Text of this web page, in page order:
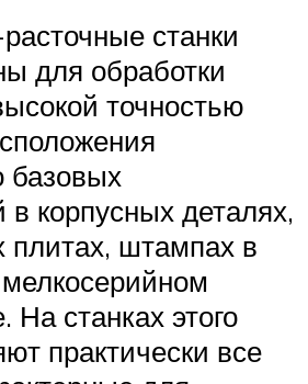
станки
для обработки
точностью
базовых
в корпусных деталях,
плитах, штампах в
На станках этого
практически все